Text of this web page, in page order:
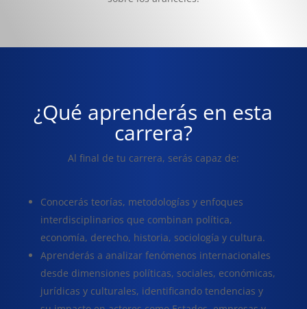
¿Qué aprenderás en esta
carrera?
Al final de tu carrera, serás capaz de:
Conocerás teorías, metodologías y enfoques
interdisciplinarios que combinan política,
economía, derecho, historia, sociología y cultura.
Aprenderás a analizar fenómenos internacionales
desde dimensiones políticas, sociales, económicas,
jurídicas y culturales, identificando tendencias y